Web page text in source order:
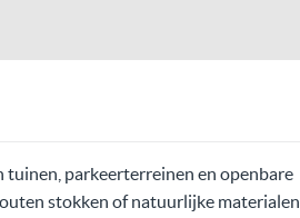
tuinen, parkeerterreinen en openbare
stokken of natuurlijke materialen